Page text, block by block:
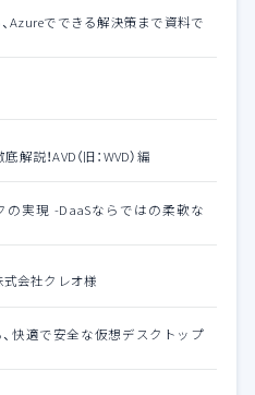
Azureでできる解決策まで資料で
説！AVD（旧：WVD）編
実現 -DaaSならではの柔軟な
会社クレオ様
快適で安全な仮想デスクトップ